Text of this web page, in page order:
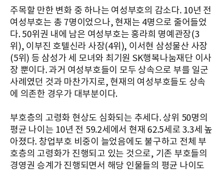
주목할 만한 변화 중 하나는 여성부호의 감소다. 10년 전
여성부호는 총 7명이었으나, 현재는 4명으로 줄어들었
다. 50위권 내에 남은 여성부호는 홍라희 명예관장(3
위), 이부진 호텔신라 사장(4위), 이서현 삼성물산 사장
(5위) 등 삼성가 세 모녀와 최기원 SK행복나눔재단 이사
장 뿐이다. 과거 여성부호들이 모두 상속으로 부를 일군
사례였던 것과 마찬가지로, 현재의 여성부호들도 상속
에 의존한 경우가 대부분이다.
부호층의 고령화 현상도 심화되는 추세다. 상위 50명의
평균 나이는 10년 전 59.2세에서 현재 62.5세로 3.3세 높
아졌다. 창업부호 비중이 늘었음에도 불구하고 전체 부
호층의 고령화가 진행되고 있는 것으로, 기존 부호들의
경영권 승계가 진행되면서 해당 인물들의 평균 나이도